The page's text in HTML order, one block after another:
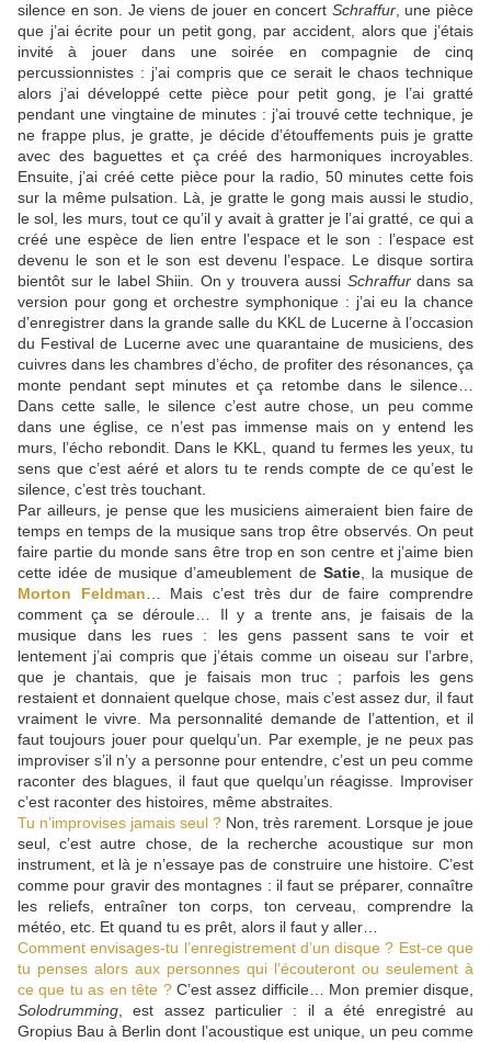
silence en son. Je viens de jouer en concert Schraffur, une pièce
que j’ai écrite pour un petit gong, par accident, alors que j’étais
invité à jouer dans une soirée en compagnie de cinq
percussionnistes : j’ai compris que ce serait le chaos technique
alors j’ai développé cette pièce pour petit gong, je l’ai gratté
pendant une vingtaine de minutes : j’ai trouvé cette technique, je
ne frappe plus, je gratte, je décide d’étouffements puis je gratte
avec des baguettes et ça créé des harmoniques incroyables.
Ensuite, j’ai créé cette pièce pour la radio, 50 minutes cette fois
sur la même pulsation. Là, je gratte le gong mais aussi le studio,
le sol, les murs, tout ce qu’il y avait à gratter je l’ai gratté, ce qui a
créé une espèce de lien entre l’espace et le son : l’espace est
devenu le son et le son est devenu l’espace. Le disque sortira
bientôt sur le label Shiin. On y trouvera aussi Schraffurdans sa
version pour gong et orchestre symphonique : j’ai eu la chance
d’enregistrer dans la grande salle du KKL de Lucerne à l’occasion
du Festival de Lucerne avec une quarantaine de musiciens, des
cuivres dans les chambres d’écho, de profiter des résonances, ça
monte pendant sept minutes et ça retombe dans le silence…
Dans cette salle, le silence c’est autre chose, un peu comme
dans une église, ce n’est pas immense mais on y entend les
murs, l’écho rebondit. Dans le KKL, quand tu fermes les yeux, tu
sens que c’est aéré et alors tu te rends compte de ce qu’est le
silence, c’est très touchant.
Par ailleurs, je pense que les musiciens aimeraient bien faire de
temps en temps de la musique sans trop être observés. On peut
faire partie du monde sans être trop en son centre et j’aime bien
cette idée de musique d’ameublement de Satie, la musique de
Morton Feldman … Mais c’est très dur de faire comprendre
comment ça se déroule… Il y a trente ans, je faisais de la
musique dans les rues : les gens passent sans te voir et
lentement j’ai compris que j’étais comme un oiseau sur l’arbre,
que je chantais, que je faisais mon truc ; parfois les gens
restaient et donnaient quelque chose, mais c’est assez dur, il faut
vraiment le vivre. Ma personnalité demande de l’attention, et il
faut toujours jouer pour quelqu’un. Par exemple, je ne peux pas
improviser s’il n’y a personne pour entendre, c’est un peu comme
raconter des blagues, il faut que quelqu’un réagisse. Improviser
c’est raconter des histoires, même abstraites.
Tu n’improvises jamais seul ? Non, très rarement. Lorsque je joue
seul, c’est autre chose, de la recherche acoustique sur mon
instrument, et là je n’essaye pas de construire une histoire. C’est
comme pour gravir des montagnes : il faut se préparer, connaître
les reliefs, entraîner ton corps, ton cerveau, comprendre la
météo, etc. Et quand tu es prêt, alors il faut y aller…
Comment envisages-tu l’enregistrement d’un disque ? Est-ce que
tu penses alors aux personnes qui l’écouteront ou seulement à
ce que tu as en tête ?C’est assez difficile… Mon premier disque,
Solodrumming , est assez particulier : il a été enregistré au
Gropius Bau à Berlin dont l’acoustique est unique, un peu comme